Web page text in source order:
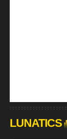
LUNATICS